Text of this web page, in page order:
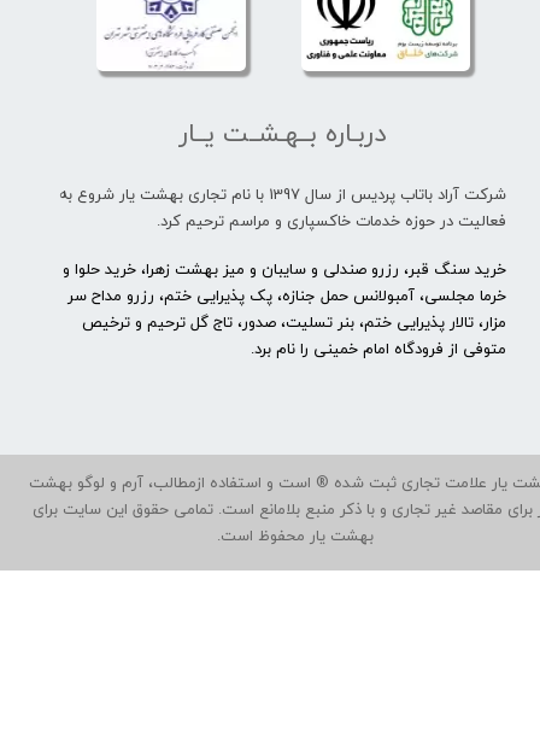
یار علامت تجاری ثبت شده ® است و استفاده ازمطالب، آرم و لوگو بهشت
برای مقاصد غیر تجاری و با ذکر منبع بلامانع است. تمامی حقوق این سایت برای
بهشت یار محفوظ است.
دربـاره بــهـشــت یــار
شرکت آراد باتاب پردیس از سال 1397 با نام تجاری بهشت یار شروع به
فعالیت در حوزه خدمات خاکسپاری و مراسم ترحیم کرد.
خرید سنگ قبر، رزرو صندلی و سایبان و میز بهشت زهرا، خرید حلوا و
خرما مجلسی، آمبولانس حمل جنازه، پک پذیرایی ختم، رزرو مداح سر
مزار، تالار پذیرایی ختم، بنر تسلیت، صدور، تاج گل ترحیم و ترخیص
متوفی از فرودگاه امام خمینی را نام برد.